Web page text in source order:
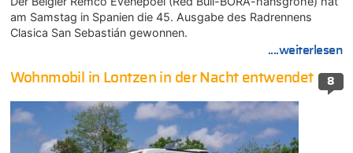
am Samstag in Spanien die 45. Ausgabe des Radrennens
Clasica San Sebastián gewonnen.
....weiterlesen
8
Wohnmobil in Lontzen in der Nacht entwendet